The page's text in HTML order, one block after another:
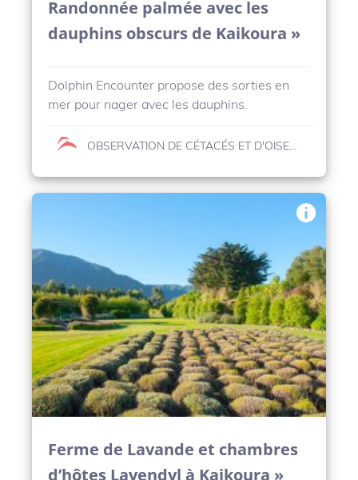
Randonnée palmée avec les
dauphins obscurs de Kaikoura »
Dolphin Encounter propose des sorties en
mer pour nager avec les dauphins.
OBSERVATION DE CÉTACÉS ET D'OISEAUX MARINS
Ferme de Lavande et chambres
d’hôtes Lavendyl à Kaikoura »